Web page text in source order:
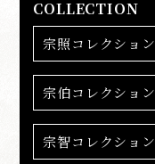
COLLECTION
宗照コレクション
宗伯コレクション
宗智コレクション